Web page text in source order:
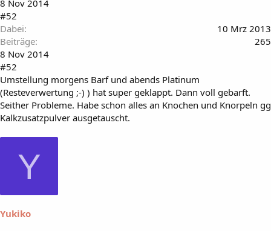
8 Nov 2014
#52
Dabei
10 Mrz 2013
Beiträge
265
8 Nov 2014
#52
Umstellung morgens Barf und abends Platinum
(Resteverwertung ;-) ) hat super geklappt. Dann voll gebarft.
Seither Probleme. Habe schon alles an Knochen und Knorpeln gg
Kalkzusatzpulver ausgetauscht.
Y
Yukiko